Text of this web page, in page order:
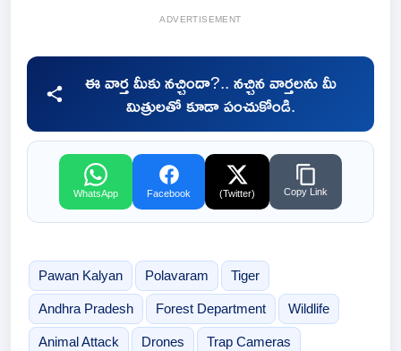
ADVERTISEMENT
ఈ వార్త మీకు నచ్చిందా?.. నచ్చిన వార్తలను మీ
మిత్రులతో కూడా పంచుకోండి.
WhatsApp Facebook (Twitter) Copy Link
Pawan Kalyan Polavaram Tiger
Andhra Pradesh Forest Department Wildlife
Animal Attack Drones Trap Cameras